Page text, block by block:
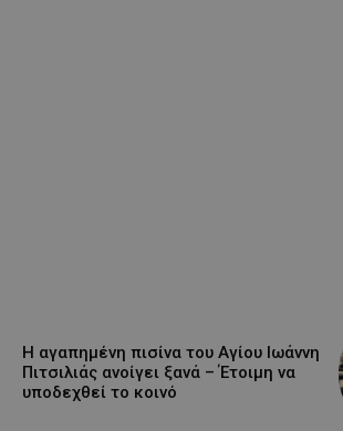
Η αγαπημένη πισίνα του Αγίου Ιωάννη
Πιτσιλιάς ανοίγει ξανά – Έτοιμη να
υποδεχθεί το κοινό